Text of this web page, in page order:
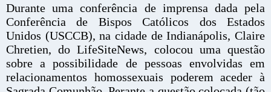
Durante uma conferência de imprensa dada pela
Conferência de Bispos Católicos dos Estados
Unidos (USCCB), na cidade de Indianápolis, Claire
Chretien, do LifeSiteNews, colocou uma questão
sobre a possibilidade de pessoas envolvidas em
relacionamentos homossexuais poderem aceder à